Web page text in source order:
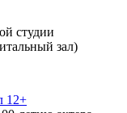
студии
зал)
12+